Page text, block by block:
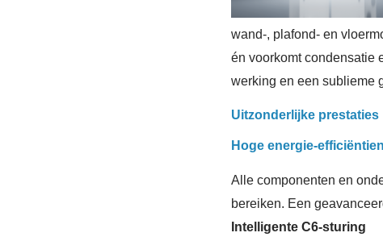
wand-, plafond- en
én voorkomt condensatie
werking en een sublieme
Uitzonderlijke prestaties
Hoge energie-
Alle componenten en
bereiken. Een
Intelligente C6-sturing